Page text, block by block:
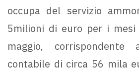
occupa del servizio
5milioni di euro per i mesi
maggio,
contabile di circa 56 mila